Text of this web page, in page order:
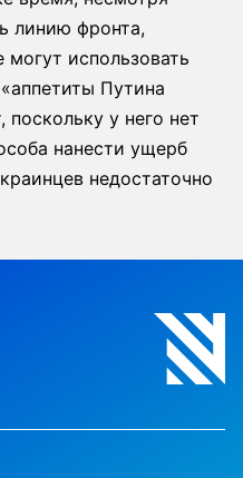
линию фронта,
использовать
Путина
у него нет
нанести ущерб
недостаточно